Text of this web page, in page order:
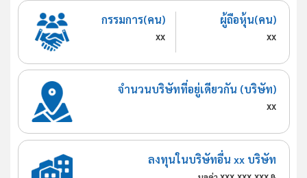
กรรมการ(คน)
xx
ผู้ถือหุ้น(คน)
xx
จำนวนบริษัทที่อยู่เดียวกัน (บริษัท)
xx
ลงทุนในบริษัทอื่น xx บริษัท